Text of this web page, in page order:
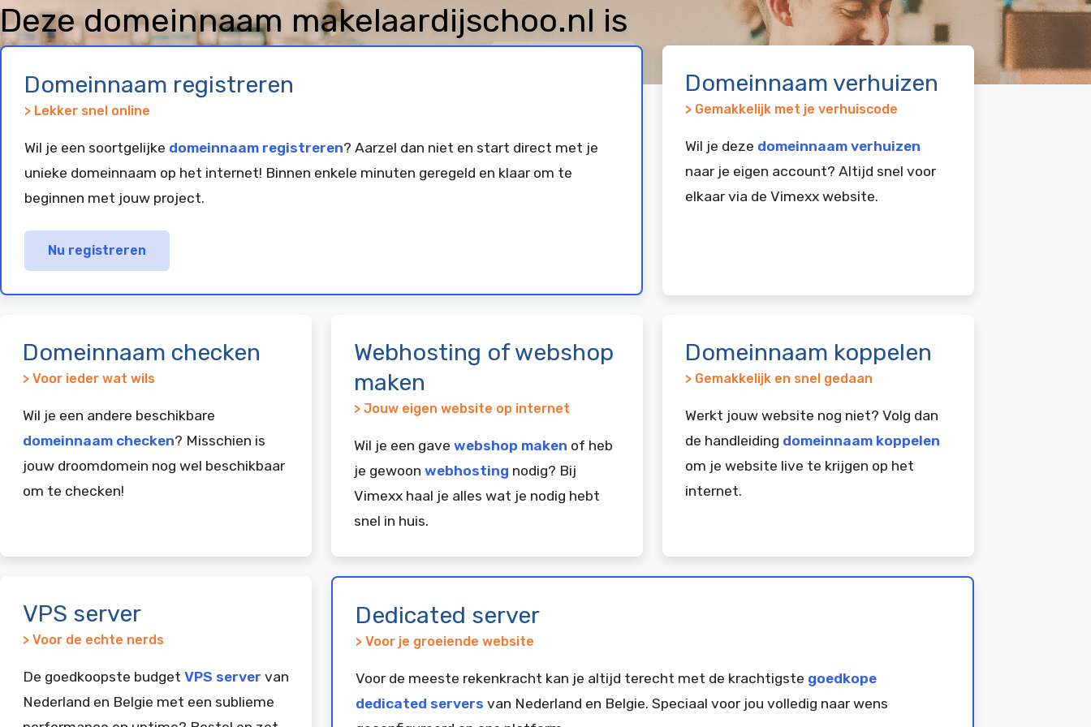
Deze domeinnaam makelaardijschoo.nl is
geregistreerd en geparkeerd bij
Domeinnaam registreren
> Lekker snel online
Wil je een soortgelijke domeinnaam registreren? Aarzel dan niet en start direct met je
unieke domeinnaam op het internet! Binnen enkele minuten geregeld en klaar om te
beginnen met jouw project.
Nu registreren
Domeinnaam verhuizen
> Gemakkelijk met je verhuiscode
Wil je deze domeinnaam verhuizen
naar je eigen account? Altijd snel voor
elkaar via de Vimexx website.
Domeinnaam checken
> Voor ieder wat wils
Wil je een andere beschikbare
domeinnaam checken? Misschien is
jouw droomdomein nog wel beschikbaar
om te checken!
Webhosting of webshop
maken
> Jouw eigen website op internet
Wil je een gave webshop maken of heb
je gewoon webhosting nodig? Bij
Vimexx haal je alles wat je nodig hebt
snel in huis.
Domeinnaam koppelen
> Gemakkelijk en snel gedaan
Werkt jouw website nog niet? Volg dan
de handleiding domeinnaam koppelen
om je website live te krijgen op het
internet.
VPS server
> Voor de echte nerds
De goedkoopste budget VPS server van
Nederland en Belgie met een sublieme
Dedicated server
> Voor je groeiende website
Voor de meeste rekenkracht kan je altijd terecht met de krachtigste goedkope
dedicated servers van Nederland en Belgie. Speciaal voor jou volledig naar wens